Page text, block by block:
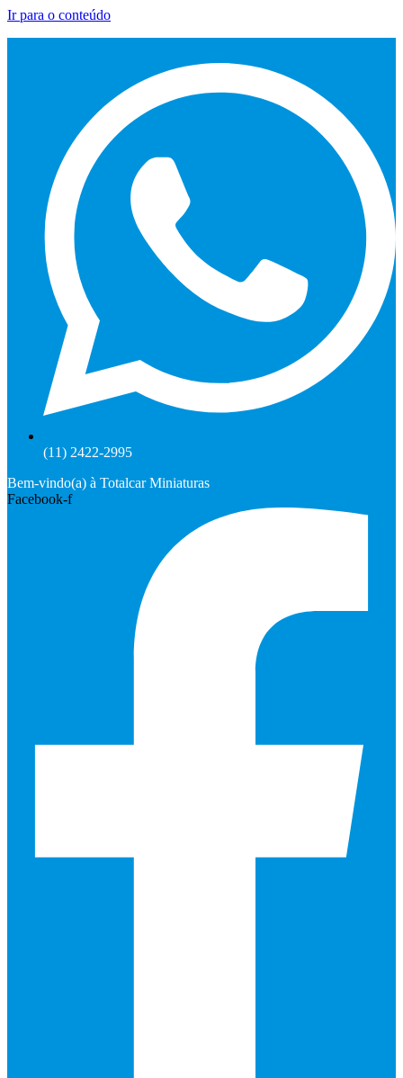
Ir para o conteúdo
(11) 2422-2995
Bem-vindo(a) à Totalcar Miniaturas
Facebook-f